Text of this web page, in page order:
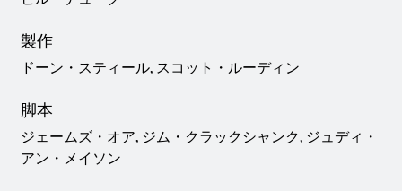
製作
ドーン・スティール, スコット・ルーディン
脚本
ジェームズ・オア, ジム・クラックシャンク, ジュディ・
アン・メイソン